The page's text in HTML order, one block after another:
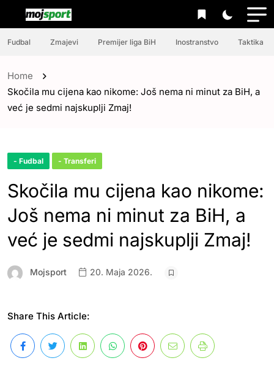
Fudbal Zmajevi Premijer liga BiH Inostranstvo Taktika
Home
Skočila mu cijena kao nikome: Još nema ni minut za BiH, a
već je sedmi najskuplji Zmaj!
- Fudbal - Transferi
Skočila mu cijena kao nikome:
Još nema ni minut za BiH, a
već je sedmi najskuplji Zmaj!
Mojsport 20. Maja 2026.
Share This Article: